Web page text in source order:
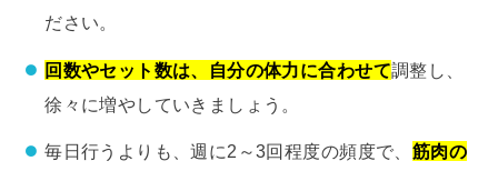
ださい。
回数やセット数は、自分の体力に合わせて調整し、
徐々に増やしていきましょう。
毎日行うよりも、週に2～3回程度の頻度で、 筋肉の